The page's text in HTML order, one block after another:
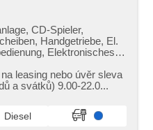
CD-Spieler,
Handgetriebe, El.
Elektronisches
leasing nebo úvěr sleva
a svátků) 9.00​-22.0...
Diesel